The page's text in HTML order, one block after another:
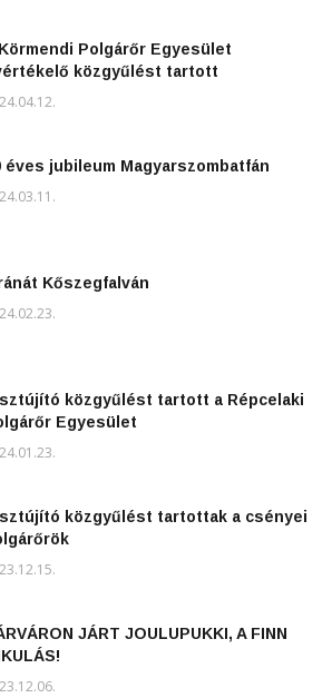
Polgárőr Egyesület
közgyűlést tartott
éves jubileum Magyarszombatfán
Kőszegfalván
közgyűlést tartott a Répcelaki
Egyesület
közgyűlést tartottak a csényei
JÁRT JOULUPUKKI, A FINN